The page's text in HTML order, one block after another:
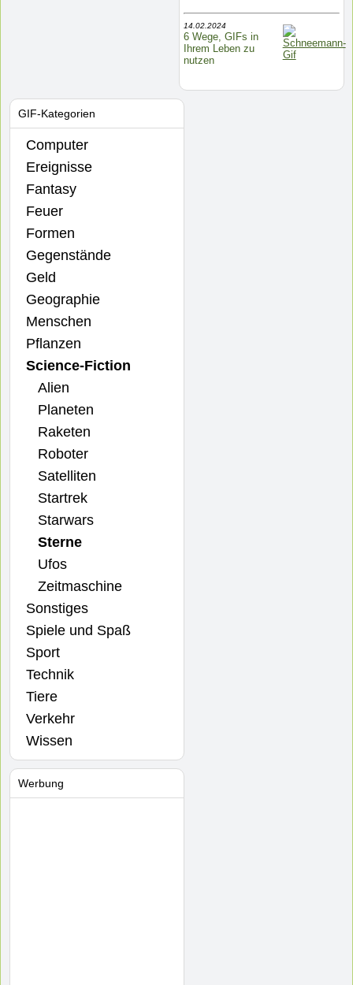
GIF-Kategorien
Computer
Ereignisse
Fantasy
Feuer
Formen
Gegenstände
Geld
Geographie
Menschen
Pflanzen
Science-Fiction
Alien
Planeten
Raketen
Roboter
Satelliten
Startrek
Starwars
Sterne
Ufos
Zeitmaschine
Sonstiges
Spiele und Spaß
Sport
Technik
Tiere
Verkehr
Wissen
Werbung
14.02.2024
6 Wege, GIFs in
Ihrem Leben zu
nutzen